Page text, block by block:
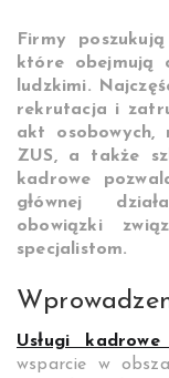
Firmy
które obejmują
ludzkimi.
rekrutacja i
akt osobowych,
ZUS, a także
kadrowe
głównej
obowiązki
specjalistom.
Usługi
wsparcie w